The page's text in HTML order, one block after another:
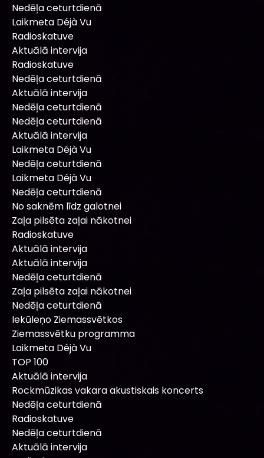
Nedēļa ceturtdienā
Laikmeta Déjà Vu
Radioskatuve
Aktuālā intervija
Radioskatuve
Nedēļa ceturtdienā
Aktuālā intervija
Nedēļa ceturtdienā
Nedēļa ceturtdienā
Aktuālā intervija
Laikmeta Déjà Vu
Nedēļa ceturtdienā
Laikmeta Déjà Vu
Nedēļa ceturtdienā
No saknēm līdz galotnei
Zaļa pilsēta zaļai nākotnei
Radioskatuve
Aktuālā intervija
Aktuālā intervija
Nedēļa ceturtdienā
Zaļa pilsēta zaļai nākotnei
Nedēļa ceturtdienā
Iekūleņo Ziemassvētkos
Ziemassvētku programma
Laikmeta Déjà Vu
TOP 100
Aktuālā intervija
Rockmūzikas vakara akustiskais koncerts
Nedēļa ceturtdienā
Radioskatuve
Nedēļa ceturtdienā
Aktuālā intervija